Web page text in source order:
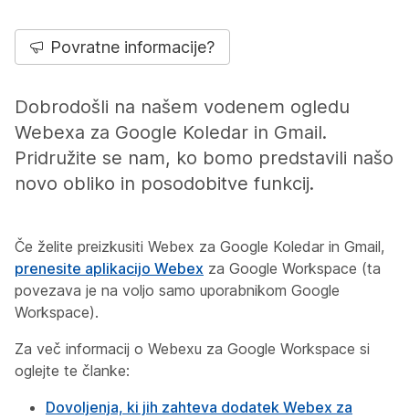
Povratne informacije?
Dobrodošli na našem vodenem ogledu
Webexa za Google Koledar in Gmail.
Pridružite se nam, ko bomo predstavili našo
novo obliko in posodobitve funkcij.
Če želite preizkusiti Webex za Google Koledar in Gmail,
prenesite aplikacijo Webex za Google Workspace (ta
povezava je na voljo samo uporabnikom Google
Workspace).
Za več informacij o Webexu za Google Workspace si
oglejte te članke:
Dovoljenja, ki jih zahteva dodatek Webex za